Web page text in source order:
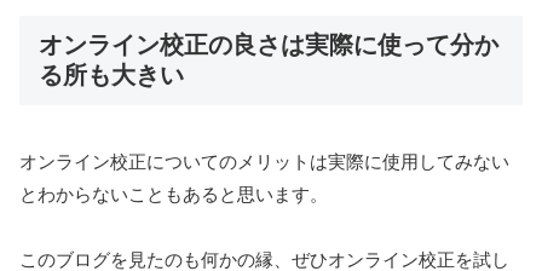
オンライン校正の良さは実際に使って分か
る所も大きい
オンライン校正についてのメリットは実際に使用してみない
とわからないこともあると思います。
このブログを見たのも何かの縁、ぜひオンライン校正を試し